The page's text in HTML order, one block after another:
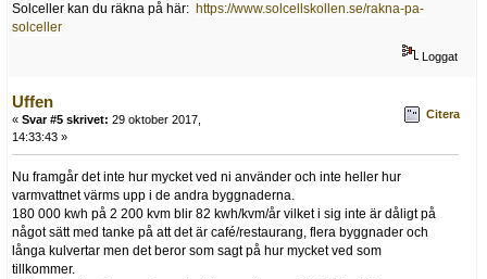
Solceller kan du räkna på här: https://www.solcellskollen.se/rakna-pa-
solceller
Loggat
Uffen
« Svar #5 skrivet: 29 oktober 2017,
14:33:43 »
Citera
Nu framgår det inte hur mycket ved ni använder och inte heller hur
varmvattnet värms upp i de andra byggnaderna.
180 000 kwh på 2 200 kvm blir 82 kwh/kvm/år vilket i sig inte är dåligt på
något sätt med tanke på att det är café/restaurang, flera byggnader och
långa kulvertar men det beror som sagt på hur mycket ved som
tillkommer.